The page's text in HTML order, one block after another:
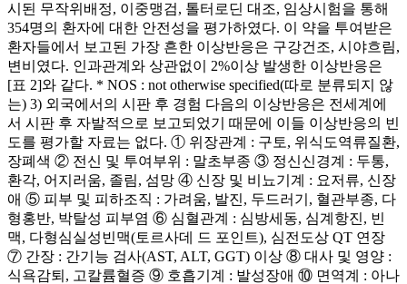
시된 무작위배정, 이중맹검, 톨터로딘 대조, 임상시험을 통해
354명의 환자에 대한 안전성을 평가하였다. 이 약을 투여받은
환자들에서 보고된 가장 흔한 이상반응은 구강건조, 시야흐림,
변비였다. 인과관계와 상관없이 2%이상 발생한 이상반응은
[표 2]와 같다. * NOS : not otherwise specified(따로 분류되지 않
는) 3) 외국에서의 시판 후 경험 다음의 이상반응은 전세계에
서 시판 후 자발적으로 보고되었기 때문에 이들 이상반응의 빈
도를 평가할 자료는 없다. ① 위장관계 : 구토, 위식도역류질환,
장폐색 ② 전신 및 투여부위 : 말초부종 ③ 정신신경계 : 두통,
환각, 어지러움, 졸림, 섬망 ④ 신장 및 비뇨기계 : 요저류, 신장
애 ⑤ 피부 및 피하조직 : 가려움, 발진, 두드러기, 혈관부종, 다
형홍반, 박탈성 피부염 ⑥ 심혈관계 : 심방세동, 심계항진, 빈
맥, 다형심실성빈맥(토르사데 드 포인트), 심전도상 QT 연장
⑦ 간장 : 간기능 검사(AST, ALT, GGT) 이상 ⑧ 대사 및 영양 :
식욕감퇴, 고칼륨혈증 ⑨ 호흡기계 : 발성장애 ⑩ 면역계 : 아나